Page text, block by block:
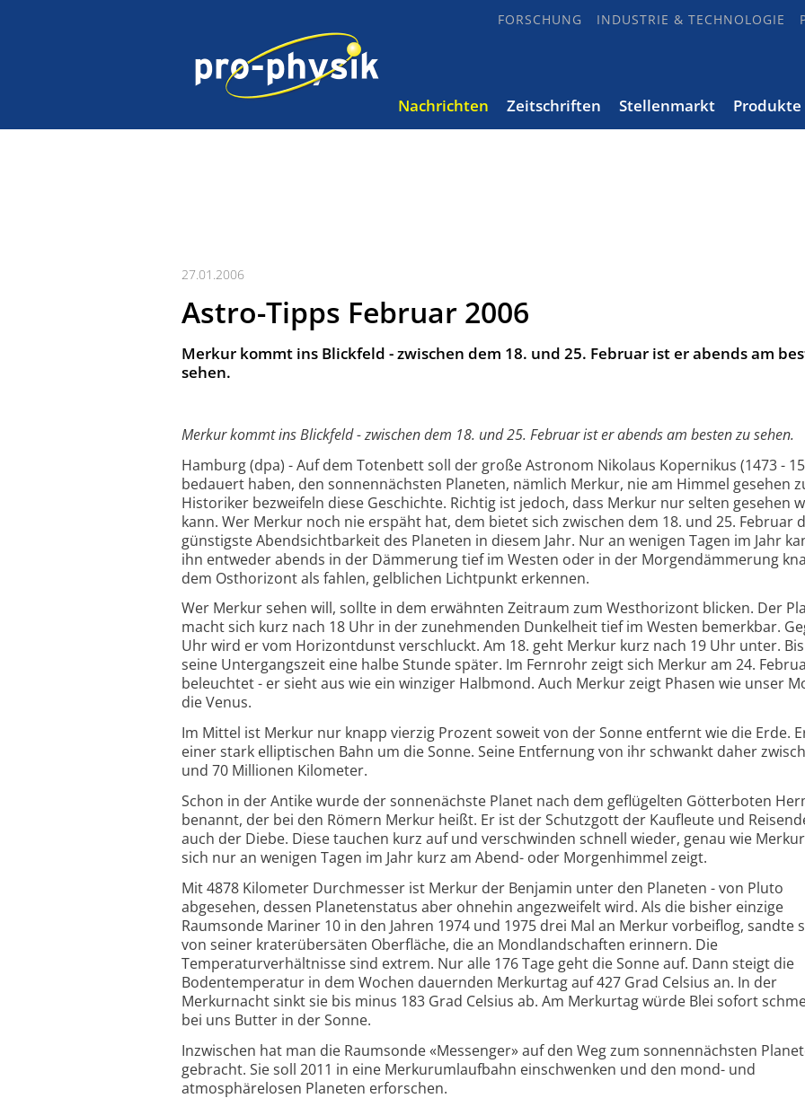
FORSCHUNG INDUSTRIE & TECHNOLOGIE
Nachrichten Zeitschriften Stellenmarkt Produkte
27.01.2006
Astro-Tipps Februar 2006
Merkur kommt ins Blickfeld - zwischen dem 18. und 25. Februar ist er abends am
sehen.
Merkur kommt ins Blickfeld - zwischen dem 18. und 25. Februar ist er abends am besten zu sehen.
Hamburg (dpa) - Auf dem Totenbett soll der große Astronom Nikolaus Kopernikus (1473 -
bedauert haben, den sonnennächsten Planeten, nämlich Merkur, nie am Himmel gesehen
Historiker bezweifeln diese Geschichte. Richtig ist jedoch, dass Merkur nur selten gesehen
kann. Wer Merkur noch nie erspäht hat, dem bietet sich zwischen dem 18. und 25. Februar
günstigste Abendsichtbarkeit des Planeten in diesem Jahr. Nur an wenigen Tagen im Jahr
ihn entweder abends in der Dämmerung tief im Westen oder in der Morgendämmerung
dem Osthorizont als fahlen, gelblichen Lichtpunkt erkennen.
Wer Merkur sehen will, sollte in dem erwähnten Zeitraum zum Westhorizont blicken. Der
macht sich kurz nach 18 Uhr in der zunehmenden Dunkelheit tief im Westen bemerkbar.
Uhr wird er vom Horizontdunst verschluckt. Am 18. geht Merkur kurz nach 19 Uhr unter.
seine Untergangszeit eine halbe Stunde später. Im Fernrohr zeigt sich Merkur am 24.
beleuchtet - er sieht aus wie ein winziger Halbmond. Auch Merkur zeigt Phasen wie unser
die Venus.
Im Mittel ist Merkur nur knapp vierzig Prozent soweit von der Sonne entfernt wie die Erde.
einer stark elliptischen Bahn um die Sonne. Seine Entfernung von ihr schwankt daher
und 70 Millionen Kilometer.
Schon in der Antike wurde der sonnenächste Planet nach dem geflügelten Götterboten
benannt, der bei den Römern Merkur heißt. Er ist der Schutzgott der Kaufleute und
auch der Diebe. Diese tauchen kurz auf und verschwinden schnell wieder, genau wie
sich nur an wenigen Tagen im Jahr kurz am Abend- oder Morgenhimmel zeigt.
Mit 4878 Kilometer Durchmesser ist Merkur der Benjamin unter den Planeten - von Pluto
abgesehen, dessen Planetenstatus aber ohnehin angezweifelt wird. Als die bisher einzige
Raumsonde Mariner 10 in den Jahren 1974 und 1975 drei Mal an Merkur vorbeiflog, sandte
von seiner kraterübersäten Oberfläche, die an Mondlandschaften erinnern. Die
Temperaturverhältnisse sind extrem. Nur alle 176 Tage geht die Sonne auf. Dann steigt die
Bodentemperatur in dem Wochen dauernden Merkurtag auf 427 Grad Celsius an. In der
Merkurnacht sinkt sie bis minus 183 Grad Celsius ab. Am Merkurtag würde Blei sofort
bei uns Butter in der Sonne.
Inzwischen hat man die Raumsonde «Messenger» auf den Weg zum sonnennächsten
gebracht. Sie soll 2011 in eine Merkurumlaufbahn einschwenken und den mond- und
atmosphärelosen Planeten erforschen.